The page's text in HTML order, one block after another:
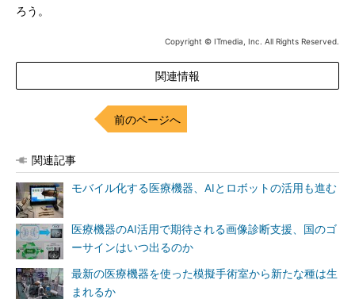
ろう。
Copyright © ITmedia, Inc. All Rights Reserved.
関連情報
前のページへ
関連記事
モバイル化する医療機器、AIとロボットの活用も進む
医療機器のAI活用で期待される画像診断支援、国のゴ
ーサインはいつ出るのか
最新の医療機器を使った模擬手術室から新たな種は生
まれるか